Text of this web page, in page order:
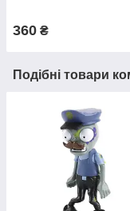
360 ₴
Подібні товари